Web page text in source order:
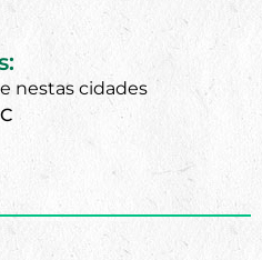
nestas cidades